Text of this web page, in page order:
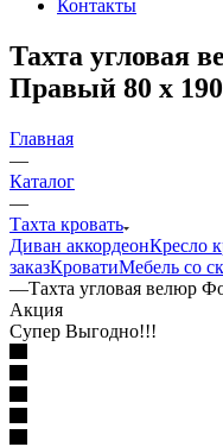
Контакты
Тахта угловая
Правый 80 х
Главная
—
Каталог
—
Тахта кровать
Диван аккордеонКресло
заказКроватиМебель со
—Тахта угловая велюр
Акция
Супер Выгодно!!!